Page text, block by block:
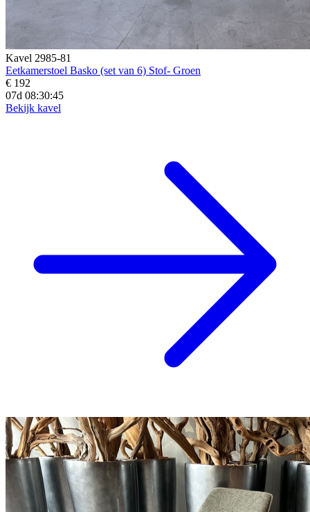
Kavel 2985-81
Eetkamerstoel Basko (set van 6) Stof- Groen
€ 192
07d 08:30:43
Bekijk kavel